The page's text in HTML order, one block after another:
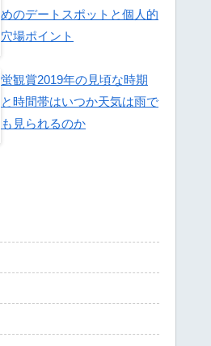
めのデートスポットと個人的
穴場ポイント
蛍観賞2019年の見頃な時期
と時間帯はいつか天気は雨で
も見られるのか